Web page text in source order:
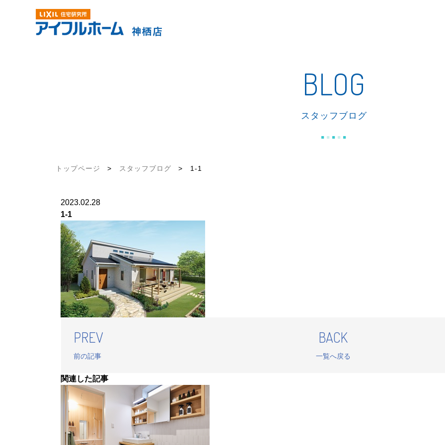
BLOG
スタッフブログ
トップページ > スタッフブログ > 1-1
2023.02.28
1-1
PREV
前の記事
BACK
一覧へ戻る
関連した記事